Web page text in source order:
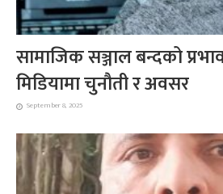
सामाजिक सञ्जाल बन्दको
मिडियामा चुनौती र अवसर
September 8, 2025